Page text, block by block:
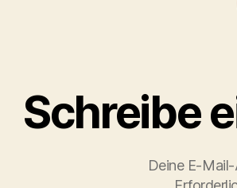
Schreibe
Deine E-